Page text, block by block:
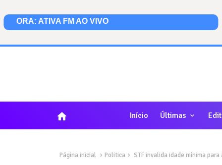
home Início Últimas
Página inicial Politica STF invalida idade mínima